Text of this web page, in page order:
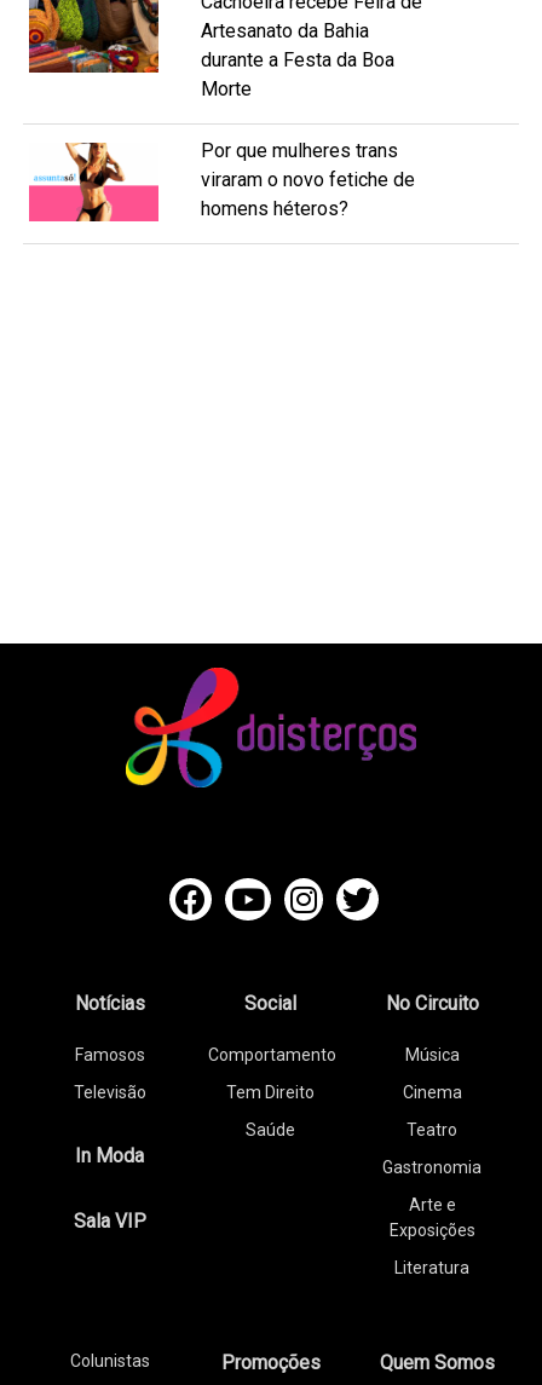
Artesanato da Bahia
durante a Festa da Boa
Morte
Por que mulheres trans
viraram o novo fetiche de
homens héteros?
Notícias
Famosos
Televisão
In Moda
Sala VIP
Social
Comportamento
Tem Direito
Saúde
No Circuito
Música
Cinema
Teatro
Gastronomia
Arte e
Exposições
Literatura
Colunistas Promoções Quem Somos